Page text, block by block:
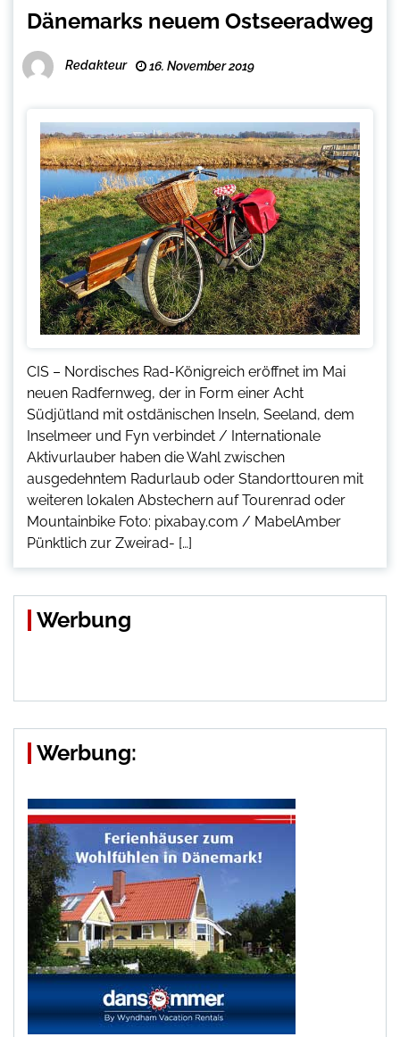
Dänemarks neuem Ostseeradweg
Redakteur 16. November 2019
CIS – Nordisches Rad-Königreich eröffnet im Mai
neuen Radfernweg, der in Form einer Acht
Südjütland mit ostdänischen Inseln, Seeland, dem
Inselmeer und Fyn verbindet / Internationale
Aktivurlauber haben die Wahl zwischen
ausgedehntem Radurlaub oder Standorttouren mit
weiteren lokalen Abstechern auf Tourenrad oder
Mountainbike Foto: pixabay.com / MabelAmber
Pünktlich zur Zweirad- […]
Werbung
Werbung: